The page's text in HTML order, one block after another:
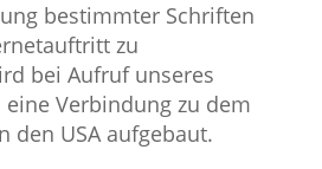
bestimmter Schriften
zu
bei Aufruf unseres
Verbindung zu dem
den USA aufgebaut.